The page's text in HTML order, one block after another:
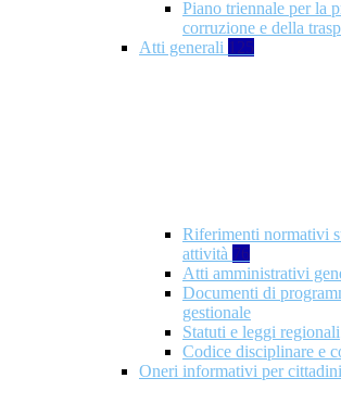
Piano triennale per la
corruzione e della
Atti generali 125
Riferimenti normativi
attività 76
Atti amministrativi
Documenti di
gestionale
Statuti e leggi regionali
Codice disciplinare e
Oneri informativi per